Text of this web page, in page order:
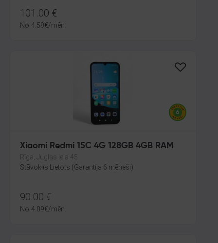
101.00 €
No 4.59€/mēn.
Xiaomi Redmi 15C 4G 128GB 4GB RAM
Rīga, Juglas iela 45
Stāvoklis Lietots (Garantija 6 mēneši)
90.00 €
No 4.09€/mēn.